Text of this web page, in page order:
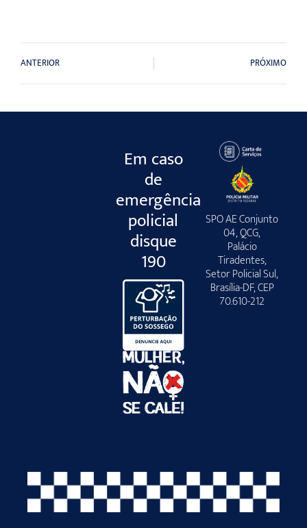
ANTERIOR PRÓXIMO
Em caso
de
emergência
policial
disque
190
SPO AE Conjunto
04, QCG,
Palácio
Tiradentes,
Setor Policial Sul,
Brasília-DF, CEP
70.610-212